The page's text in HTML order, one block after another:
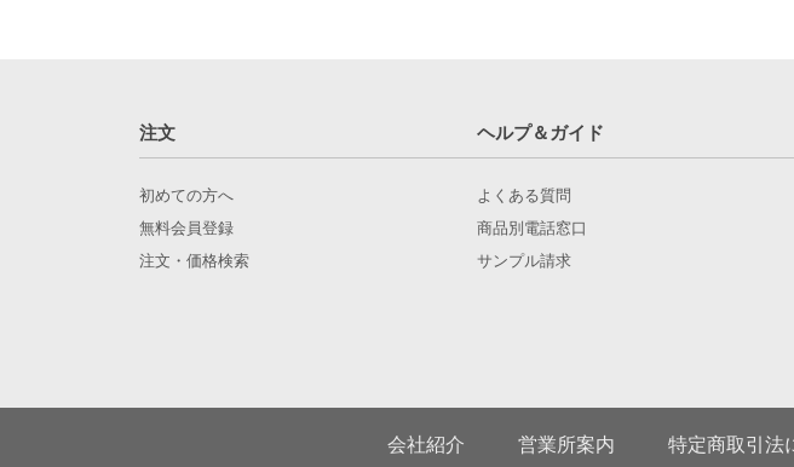
注文 ヘルプ＆ガイド
初めての方へ
無料会員登録
注文・価格検索
よくある質問
商品別電話窓口
サンプル請求
会社紹介 営業所案内 特定商取引法